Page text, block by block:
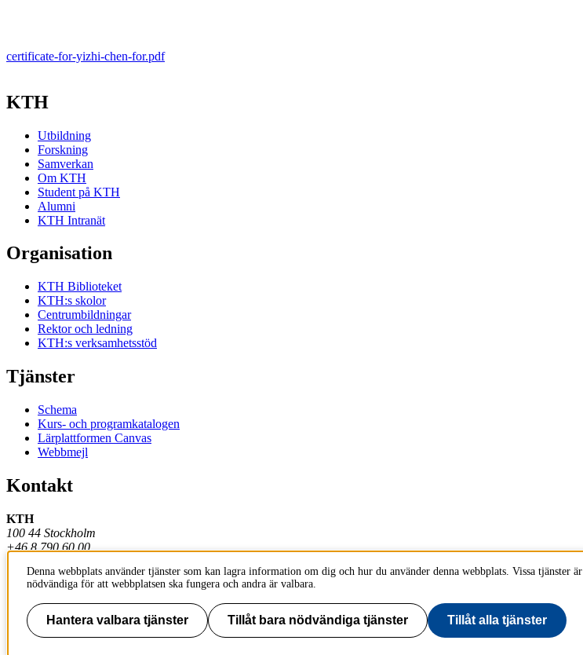
certificate-for-yizhi-chen-for.pdf
KTH
Utbildning
Forskning
Samverkan
Om KTH
Student på KTH
Alumni
KTH Intranät
Organisation
KTH Biblioteket
KTH:s skolor
Centrumbildningar
Rektor och ledning
KTH:s verksamhetsstöd
Tjänster
Schema
Kurs- och programkatalogen
Lärplattformen Canvas
Webbmejl
Kontakt
KTH
100 44 Stockholm
+46 8 790 60 00
Kontakta KTH
Jobba på KTH
Press och media
Faktura och betalning KTH
Om KTH:s webbplatser
Denna webbplats använder tjänster som kan lagra information om dig och hur du använder denna webbplats. Vissa tjänster är
nödvändiga för att webbplatsen ska fungera och andra är valbara.
Hantera valbara tjänster Tillåt bara nödvändiga tjänster Tillåt alla tjänster